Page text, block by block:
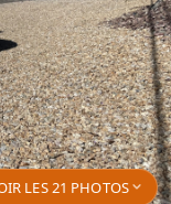
LES 21 PHOTOS